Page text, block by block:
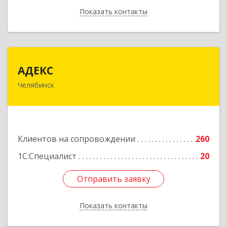
Показать контакты
Назад
АДЕКС
Челябинск
Клиентов на сопровождении
260
1С:Специалист
20
Отправить заявку
Показать контакты
454080, Челябинская обл, Челябинск г, Смирных
Отправить заявку
Назад